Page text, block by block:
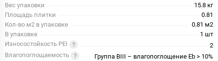
Вес упаковки
15.8 кг
Площадь плитки
0.81
Кол-во м2 в упаковке
0.81 м2
В упаковке
1 шт
Износостойкость PEI
2
Влагопоглощаемость
Группа BIII – влагопоглощение Eb > 10%